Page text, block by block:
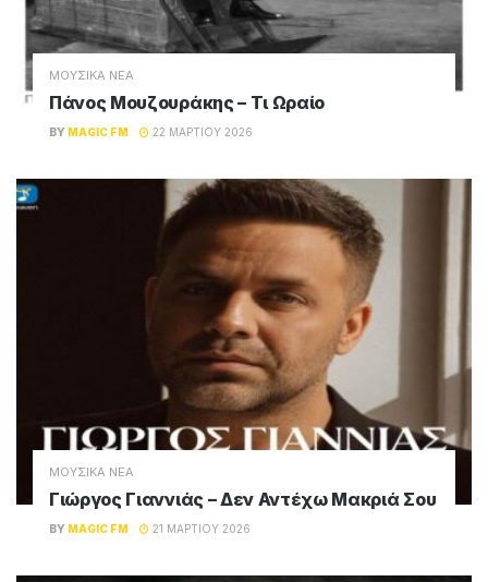
ΜΟΥΣΙΚΑ ΝΕΑ
Πάνος Μουζουράκης – Τι Ωραίο
BY MAGIC FM 22 ΜΑΡΤΊΟΥ 2026
ΜΟΥΣΙΚΑ ΝΕΑ
Γιώργος Γιαννιάς – Δεν Αντέχω Μακριά Σου
BY MAGIC FM 21 ΜΑΡΤΊΟΥ 2026